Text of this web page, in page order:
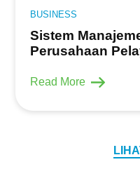
BUSINESS
Sistem
Perusahaan
Read More